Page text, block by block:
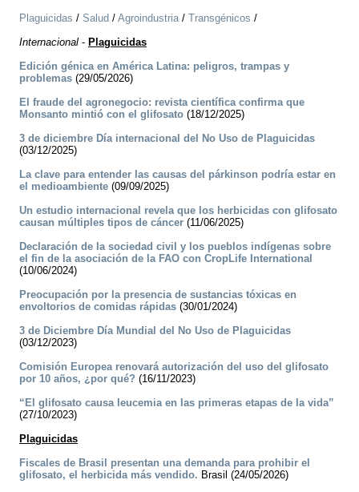
Plaguicidas / Salud / Agroindustria/ Transgénicos /
Internacional - Plaguicidas
Edición génica en América Latina: peligros, trampas y
problemas (29/05/2026)
El fraude del agronegocio: revista científica confirma que
Monsanto mintió con el glifosato (18/12/2025)
3 de diciembre Día internacional del No Uso de Plaguicidas
(03/12/2025)
La clave para entender las causas del párkinson podría estar en
el medioambiente (09/09/2025)
Un estudio internacional revela que los herbicidas con glifosato
causan múltiples tipos de cáncer (11/06/2025)
Declaración de la sociedad civil y los pueblos indígenas sobre
el fin de la asociación de la FAO con CropLife International
(10/06/2024)
Preocupación por la presencia de sustancias tóxicas en
envoltorios de comidas rápidas (30/01/2024)
3 de Diciembre Día Mundial del No Uso de Plaguicidas
(03/12/2023)
Comisión Europea renovará autorización del uso del glifosato
por 10 años, ¿por qué? (16/11/2023)
“El glifosato causa leucemia en las primeras etapas de la vida”
(27/10/2023)
Plaguicidas
Fiscales de Brasil presentan una demanda para prohibir el
glifosato, el herbicida más vendido. Brasil (24/05/2026)